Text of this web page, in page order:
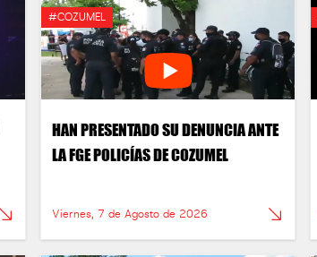
#COZUMEL
HAN PRESENTADO SU DENUNCIA ANTE
LA FGE POLICÍAS DE COZUMEL
Viernes, 7 de Agosto de 2026